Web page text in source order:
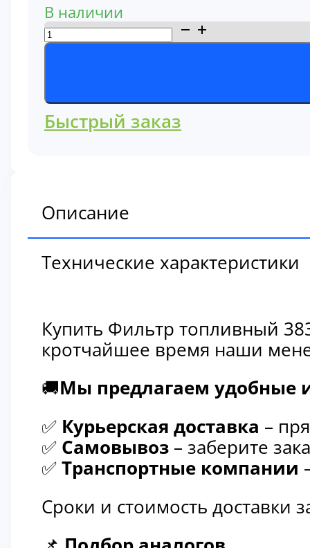
В наличии
Количество
товара
топливный
3831871S
Быстрый заказ
Описание
Технические характеристики
Купить Фильтр топливный
кротчайшее время наши
🚚Мы предлагаем удобные
✅ Курьерская доставка –
✅ Самовывоз – заберите
✅ Транспортные компании
Сроки и стоимость доставки